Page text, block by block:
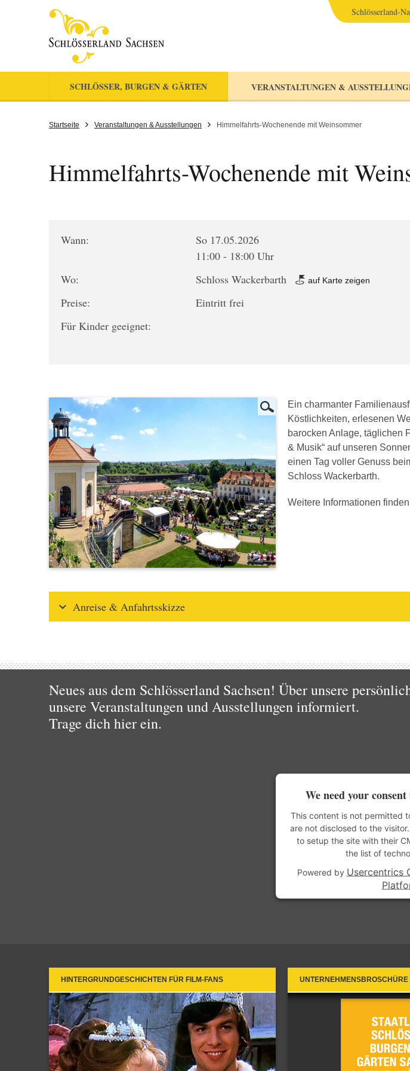
SCHLÖSSER, BURGEN & GÄRTEN VERANSTALTUNGEN &
Schlösserland-
Startseite Veranstaltungen & Ausstellungen Himmelfahrts-Wochenende mit Weinsommer
Himmelfahrts-Wochenende mit
Wann:
So 17.05.2026
11:00 - 18:00 Uhr
Wo:
Schloss Wackerbarth auf Karte zeigen
Preise:
Eintritt frei
Für Kinder geeignet:
Ein charmanter
Köstlichkeiten, erlesenen
barocken Anlage, täglichen
& Musik“ auf unseren
einen Tag voller Genuss
Schloss Wackerbarth.
Weitere Informationen
Anreise & Anfahrtsskizze
Neues aus dem Schlösserland Sachsen! Über unsere
unsere Veranstaltungen und Ausstellungen informiert.
Trage dich hier ein.
We need your
This content is not permitted
are not disclosed to the
to setup the site with their
the list of
Powered by Usercentrics
HINTERGRUNDGESCHICHTEN FÜR FILM-FANS UNTERNEHMENSBROSCHÜRE